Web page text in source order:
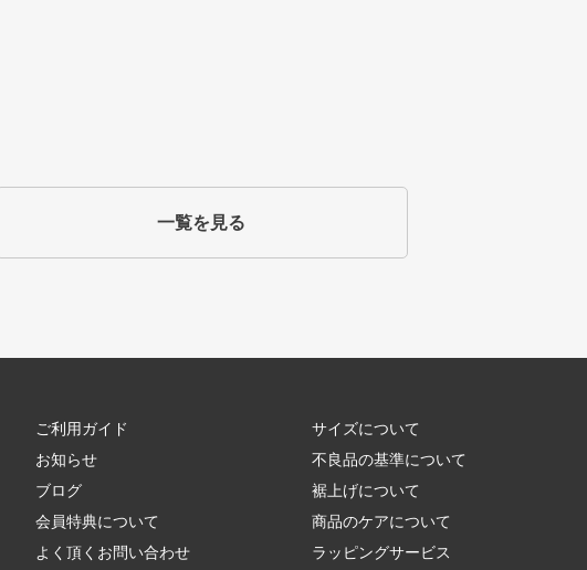
一覧を見る
ご利用ガイド
お知らせ
ブログ
会員特典について
よく頂くお問い合わせ
サイズについて
不良品の基準について
裾上げについて
商品のケアについて
ラッピングサービス